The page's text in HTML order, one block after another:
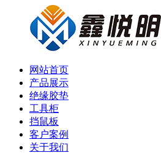
网站首页
产品展示
绝缘胶垫
工具柜
挡鼠板
客户案例
关于我们